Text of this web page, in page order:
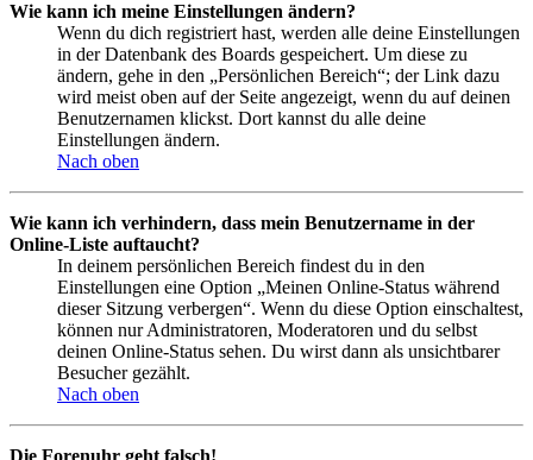
Wie kann ich meine Einstellungen ändern?
Wenn du dich registriert hast, werden alle deine Einstellungen
in der Datenbank des Boards gespeichert. Um diese zu
ändern, gehe in den „Persönlichen Bereich“; der Link dazu
wird meist oben auf der Seite angezeigt, wenn du auf deinen
Benutzernamen klickst. Dort kannst du alle deine
Einstellungen ändern.
Nach oben
Wie kann ich verhindern, dass mein Benutzername in der
Online-Liste auftaucht?
In deinem persönlichen Bereich findest du in den
Einstellungen eine Option „Meinen Online-Status während
dieser Sitzung verbergen“. Wenn du diese Option einschaltest,
können nur Administratoren, Moderatoren und du selbst
deinen Online-Status sehen. Du wirst dann als unsichtbarer
Besucher gezählt.
Nach oben